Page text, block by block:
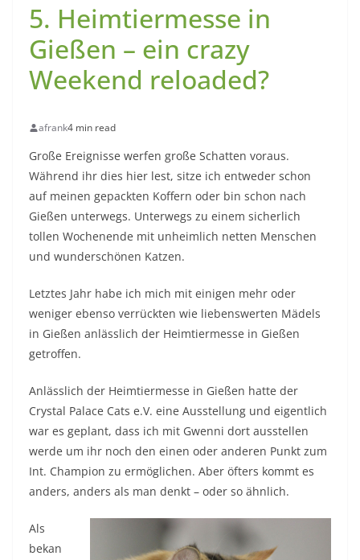
5. Heimtiermesse in
Gießen – ein crazy
Weekend reloaded?
afrank4 min read
Große Ereignisse werfen große Schatten voraus.
Während ihr dies hier lest, sitze ich entweder schon
auf meinen gepackten Koffern oder bin schon nach
Gießen unterwegs. Unterwegs zu einem sicherlich
tollen Wochenende mit unheimlich netten Menschen
und wunderschönen Katzen.
Letztes Jahr habe ich mich mit einigen mehr oder
weniger ebenso verrückten wie liebenswerten Mädels
in Gießen anlässlich der Heimtiermesse in Gießen
getroffen.
Anlässlich der Heimtiermesse in Gießen hatte der
Crystal Palace Cats e.V. eine Ausstellung und eigentlich
war es geplant, dass ich mit Gwenni dort ausstellen
werde um ihr noch den einen oder anderen Punkt zum
Int. Champion zu ermöglichen. Aber öfters kommt es
anders, anders als man denkt – oder so ähnlich.
Als
bekan